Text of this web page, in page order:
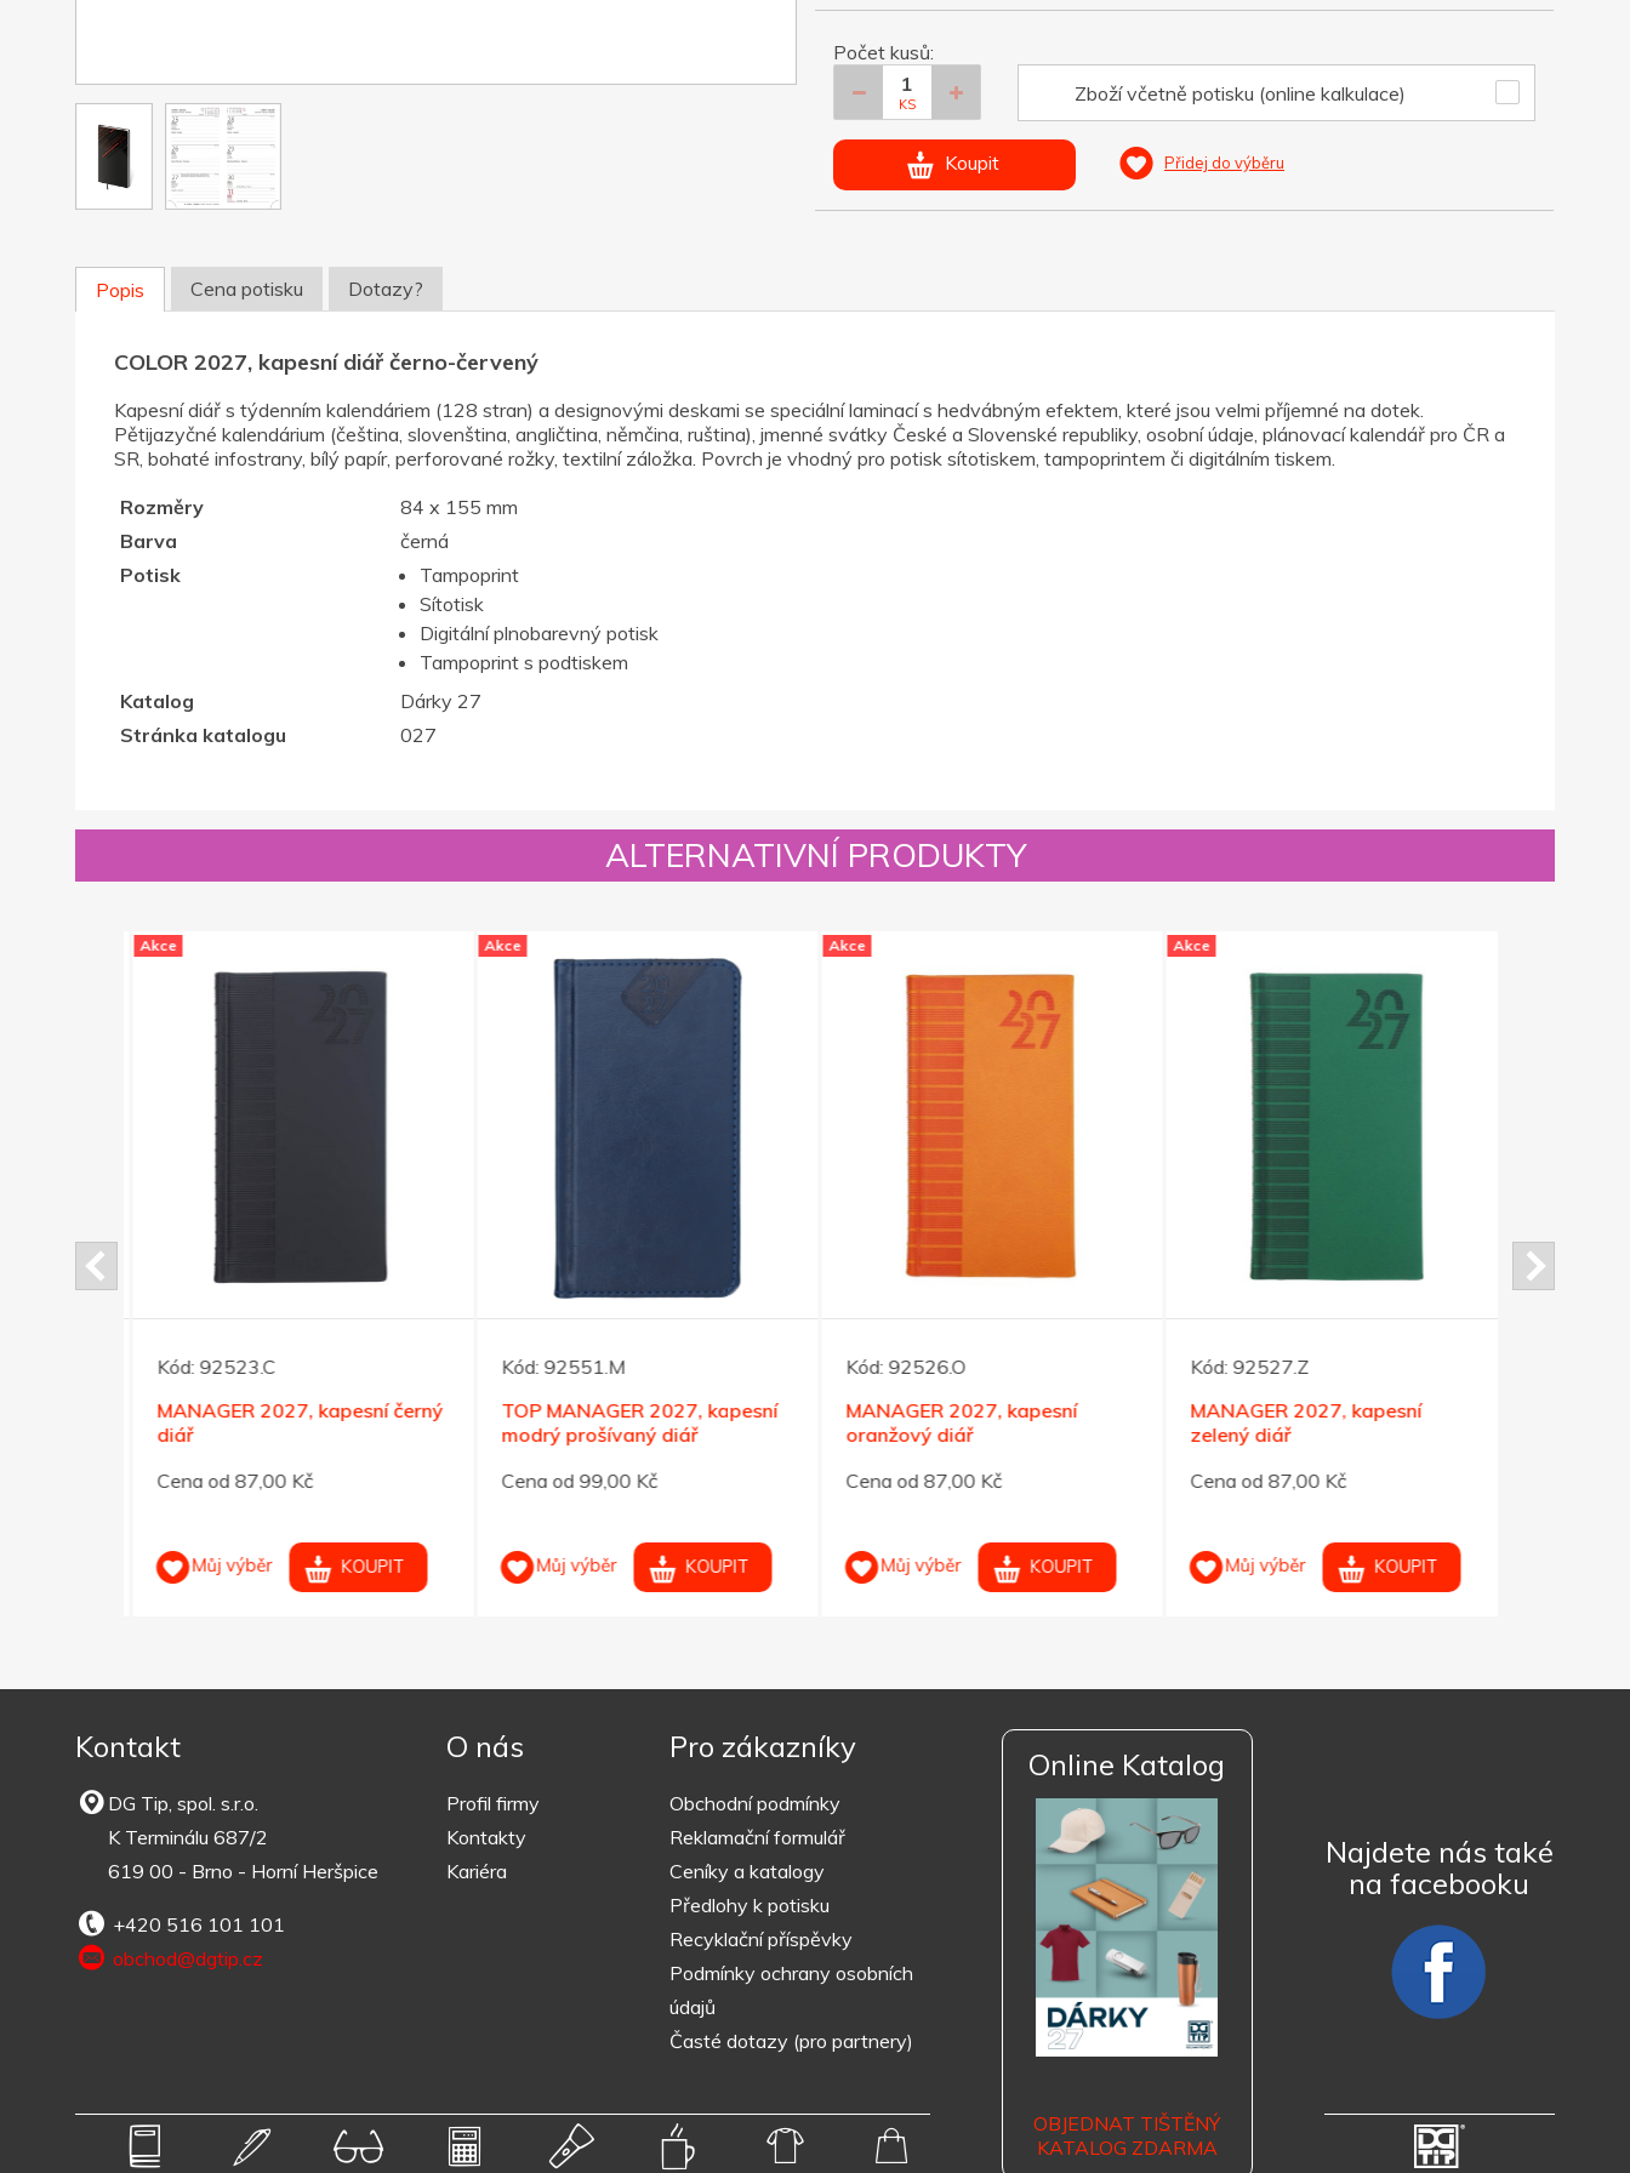
Počet kusů:
KS Zboží včetně potisku (online kalkulace)
Koupit Přidej do výběru
Popis Cena potisku Dotazy?
COLOR 2027, kapesní diář černo-červený
Kapesní diář s týdenním kalendáriem (128 stran) a designovými deskami se speciální laminací s hedvábným efektem, které jsou velmi příjemné na dotek.
Pětijazyčné kalendárium (čeština, slovenština, angličtina, němčina, ruština), jmenné svátky České a Slovenské republiky, osobní údaje, plánovací kalendář pro ČR a
SR, bohaté infostrany, bílý papír, perforované rožky, textilní záložka. Povrch je vhodný pro potisk sítotiskem, tampoprintem či digitálním tiskem.
Rozměry
84 x 155 mm
Barva
černá
Potisk
Tampoprint
Sítotisk
Digitální plnobarevný potisk
Tampoprint s podtiskem
Katalog
Dárky 27
Stránka katalogu
027
ALTERNATIVNÍ PRODUKTY
Akce
Kód:92523.C
MANAGER 2027, kapesní černý
diář
Cena od 87,00 Kč
Můj výběr KOUPIT
Akce
Kód:92551.M
TOP MANAGER 2027, kapesní
modrý prošívaný diář
Cena od 99,00 Kč
Můj výběr KOUPIT
Akce
Kód:92526.O
MANAGER 2027, kapesní
oranžový diář
Cena od 87,00 Kč
Můj výběr KOUPIT
Akce
Kód:92527.Z
MANAGER 2027, kapesní
zelený diář
Cena od 87,00 Kč
Můj výběr KOUPIT
Kontakt
DG Tip, spol. s.r.o.
K Terminálu 687/2
619 00 - Brno - Horní Heršpice
+420 516 101 101
obchod@dgtip.cz
O nás
Profil firmy
Kontakty
Kariéra
Pro zákazníky
Obchodní podmínky
Reklamační formulář
Ceníky a katalogy
Předlohy k potisku
Recyklační příspěvky
Podmínky ochrany osobních
údajů
Časté dotazy (pro partnery)
Online Katalog
OBJEDNAT TIŠTĚNÝ
KATALOG ZDARMA
Najdete nás také
na facebooku